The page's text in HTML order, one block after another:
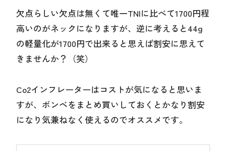
欠点らしい欠点は無くて唯一TNIに比べて1700円程
高いのがネックになりますが、逆に考えると44g
の軽量化が1700円で出来ると思えば割安に思えて
きませんか？（笑）
Co2インフレーターはコストが気になると思いま
すが、ボンベをまとめ買いしておくとかなり割安
になり気兼ねなく使えるのでオススメです。